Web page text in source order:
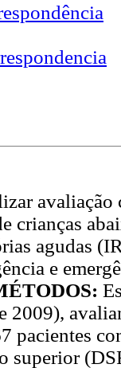
avaliação
crianças
agudas
e
2009),
pacientes
superior